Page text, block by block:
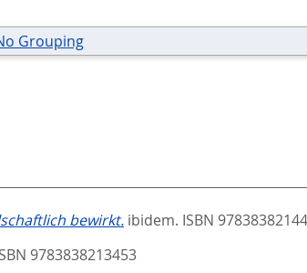
Grouping
bewirkt. ibidem. ISBN
9783838213453